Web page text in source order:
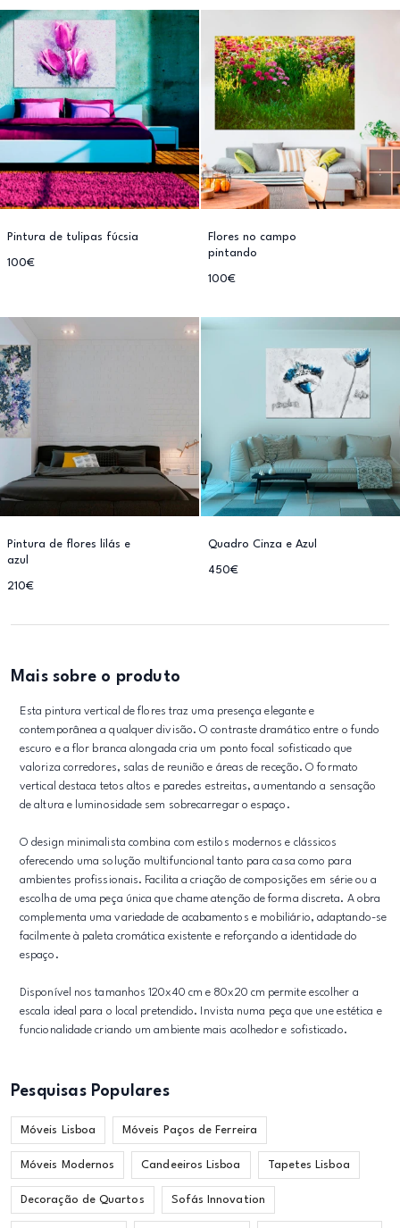
Pintura de tulipas fúcsia
100€
Flores no campo
pintando
100€
Pintura de flores lilás e
azul
210€
Quadro Cinza e Azul
450€
Mais sobre o produto
Esta pintura vertical de flores traz uma presença elegante e
contemporânea a qualquer divisão. O contraste dramático entre o fundo
escuro e a flor branca alongada cria um ponto focal sofisticado que
valoriza corredores, salas de reunião e áreas de receção. O formato
vertical destaca tetos altos e paredes estreitas, aumentando a sensação
de altura e luminosidade sem sobrecarregar o espaço.
O design minimalista combina com estilos modernos e clássicos
oferecendo uma solução multifuncional tanto para casa como para
ambientes profissionais. Facilita a criação de composições em série ou a
escolha de uma peça única que chame atenção de forma discreta. A obra
complementa uma variedade de acabamentos e mobiliário, adaptando-se
facilmente à paleta cromática existente e reforçando a identidade do
espaço.
Disponível nos tamanhos 120x40 cm e 80x20 cm permite escolher a
escala ideal para o local pretendido. Invista numa peça que une estética e
funcionalidade criando um ambiente mais acolhedor e sofisticado.
Pesquisas Populares
Móveis Lisboa Móveis Paços de Ferreira
Móveis Modernos Candeeiros Lisboa Tapetes Lisboa
Decoração de Quartos Sofás Innovation